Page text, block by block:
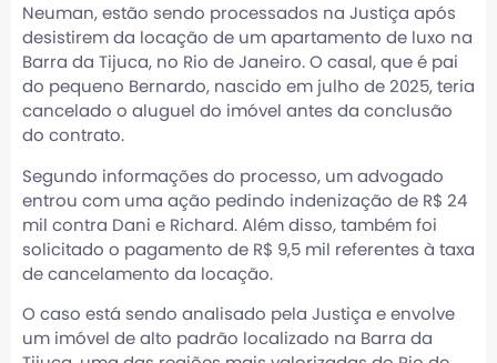
Neuman, estão sendo processados na Justiça após
desistirem da locação de um apartamento de luxo na
Barra da Tijuca, no Rio de Janeiro. O casal, que é pai
do pequeno Bernardo, nascido em julho de 2025, teria
cancelado o aluguel do imóvel antes da conclusão
do contrato.
Segundo informações do processo, um advogado
entrou com uma ação pedindo indenização de R$ 24
mil contra Dani e Richard. Além disso, também foi
solicitado o pagamento de R$ 9,5 mil referentes à taxa
de cancelamento da locação.
O caso está sendo analisado pela Justiça e envolve
um imóvel de alto padrão localizado na Barra da